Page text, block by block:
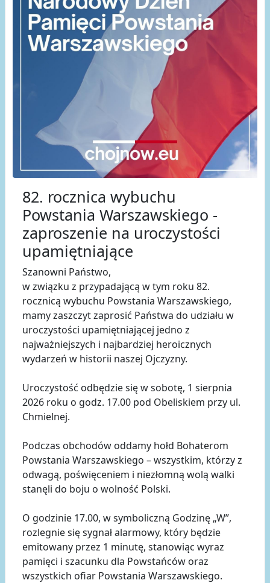
82. rocznica wybuchu
Powstania Warszawskiego -
zaproszenie na uroczystości
upamiętniające
Szanowni Państwo,
w związku z przypadającą w tym roku 82.
rocznicą wybuchu Powstania Warszawskiego,
mamy zaszczyt zaprosić Państwa do udziału w
uroczystości upamiętniającej jedno z
najważniejszych i najbardziej heroicznych
wydarzeń w historii naszej Ojczyzny.
Uroczystość odbędzie się w sobotę, 1 sierpnia
2026 roku o godz. 17.00 pod Obeliskiem przy ul.
Chmielnej.
Podczas obchodów oddamy hołd Bohaterom
Powstania Warszawskiego – wszystkim, którzy z
odwagą, poświęceniem i niezłomną wolą walki
stanęli do boju o wolność Polski.
O godzinie 17.00, w symboliczną Godzinę „W”,
rozlegnie się sygnał alarmowy, który będzie
emitowany przez 1 minutę, stanowiąc wyraz
pamięci i szacunku dla Powstańców oraz
wszystkich ofiar Powstania Warszawskiego.